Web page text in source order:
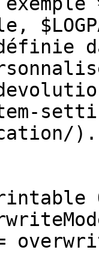
).